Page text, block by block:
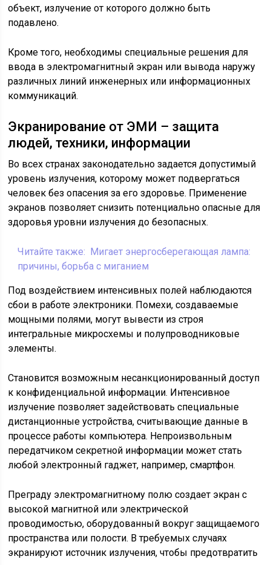
объект, излучение от которого должно быть
подавлено.
Кроме того, необходимы специальные решения для
ввода в электромагнитный экран или вывода наружу
различных линий инженерных или информационных
коммуникаций.
Экранирование от ЭМИ – защита
людей, техники, информации
Во всех странах законодательно задается допустимый
уровень излучения, которому может подвергаться
человек без опасения за его здоровье. Применение
экранов позволяет снизить потенциально опасные для
здоровья уровни излучения до безопасных.
Читайте также: Мигает энергосберегающая лампа:
причины, борьба с миганием
Под воздействием интенсивных полей наблюдаются
сбои в работе электроники. Помехи, создаваемые
мощными полями, могут вывести из строя
интегральные микросхемы и полупроводниковые
элементы.
Становится возможным несанкционированный доступ
к конфиденциальной информации. Интенсивное
излучение позволяет задействовать специальные
дистанционные устройства, считывающие данные в
процессе работы компьютера. Непроизвольным
передатчиком секретной информации может стать
любой электронный гаджет, например, смартфон.
Преграду электромагнитному полю создает экран с
высокой магнитной или электрической
проводимостью, оборудованный вокруг защищаемого
пространства или полости. В требуемых случаях
экранируют источник излучения, чтобы предотвратить